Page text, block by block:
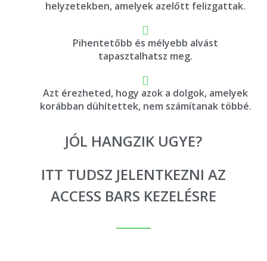
helyzetekben, amelyek azelőtt felizgattak.
Pihentetőbb és mélyebb alvást
tapasztalhatsz meg.
Azt érezheted, hogy azok a dolgok, amelyek
korábban dühítettek, nem számítanak többé.
JÓL HANGZIK UGYE?
ITT TUDSZ JELENTKEZNI AZ
ACCESS BARS KEZELÉSRE